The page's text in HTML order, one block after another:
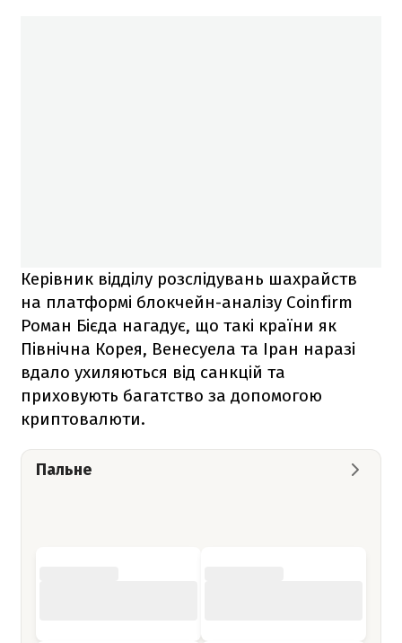
Керівник відділу розслідувань шахрайств
на платформі блокчейн-аналізу Coinfirm
Роман Бієда нагадує, що такі країни як
Північна Корея, Венесуела та Іран наразі
вдало ухиляються від санкцій та
приховують багатство за допомогою
криптовалюти.
Пальне